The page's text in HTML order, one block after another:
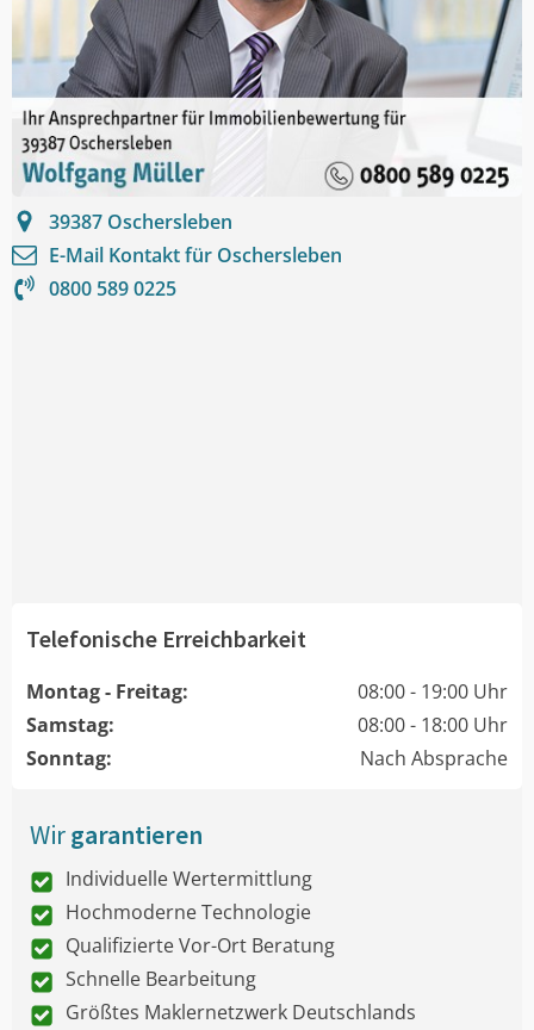
39387 Oschersleben
E-Mail Kontakt für Oschersleben
0800 589 0225
Telefonische Erreichbarkeit
Montag - Freitag:
08:00 - 19:00 Uhr
Samstag:
08:00 - 18:00 Uhr
Sonntag:
Nach Absprache
Wirgarantieren
Individuelle Wertermittlung
Hochmoderne Technologie
Qualifizierte Vor-Ort Beratung
Schnelle Bearbeitung
Größtes Maklernetzwerk Deutschlands